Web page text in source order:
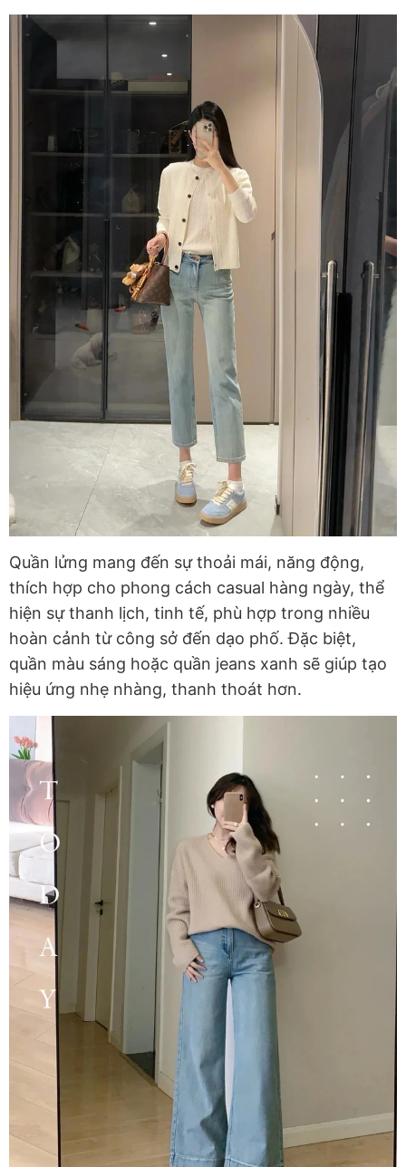
Quần lửng mang đến sự thoải mái, năng động,
thích hợp cho phong cách casual hàng ngày, thể
hiện sự thanh lịch, tinh tế, phù hợp trong nhiều
hoàn cảnh từ công sở đến dạo phố. Đặc biệt,
quần màu sáng hoặc quần jeans xanh sẽ giúp tạo
hiệu ứng nhẹ nhàng, thanh thoát hơn.